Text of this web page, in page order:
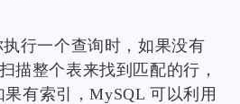
行一个查询时，如果没有
描整个表来找到匹配的行，
果有索引，MySQL 可以利用